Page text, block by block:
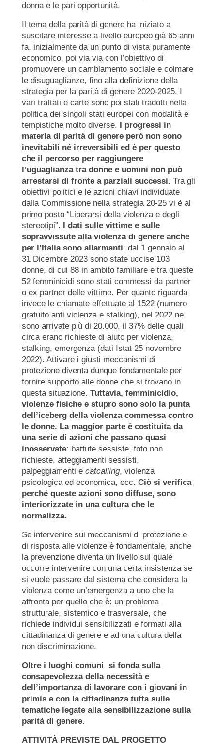
donna e le pari opportunità.
Il tema della parità di genere ha iniziato a
suscitare interesse a livello europeo già 65 anni
fa, inizialmente da un punto di vista puramente
economico, poi via via con l’obiettivo di
promuovere un cambiamento sociale e colmare
le disuguaglianze, fino alla definizione della
strategia per la parità di genere 2020-2025. I
vari trattati e carte sono poi stati tradotti nella
politica dei singoli stati europei con modalità e
tempistiche molto diverse.
I progressi in
materia di parità di genere però non sono
inevitabili né irreversibili ed è per questo
che il percorso per raggiungere
l’uguaglianza tra donne e uomini non può
arrestarsi di fronte a parziali successi. Tra gli
obiettivi politici e le azioni chiavi individuate
dalla Commissione nella strategia 20-25 vi è al
primo posto “Liberarsi della violenza e degli
stereotipi”.
I dati sulle vittime e sulle
sopravvissute alla violenza di genere anche
per l’Italia sono allarmanti: dal 1 gennaio al
31 Dicembre 2023 sono state uccise 103
donne, di cui 88 in ambito familiare e tra queste
52 femminicidi sono stati commessi da partner
o ex partner delle vittime. Per quanto riguarda
invece le chiamate effettuate al 1522 (numero
gratuito anti violenza e stalking), nel 2022 ne
sono arrivate più di 20.000, il 37% delle quali
circa erano richieste di aiuto per violenza,
stalking, emergenza (dati Istat 25 novembre
2022). Attivare i giusti meccanismi di
protezione diventa dunque fondamentale per
fornire supporto alle donne che si trovano in
questa situazione. Tuttavia, femminicidio,
violenze fisiche e stupro sono solo la punta
dell’iceberg della violenza commessa contro
le donne. La maggior parte è costituita da
una serie di azioni che passano quasi
inosservate: battute sessiste, foto non
richieste, atteggiamenti sessisti,
palpeggiamenti e catcalling, violenza
psicologica ed economica, ecc. Ciò si verifica
perché queste azioni sono diffuse, sono
interiorizzate in una cultura che le
normalizza.
Se intervenire sui meccanismi di protezione e
di risposta alle violenze è fondamentale, anche
la prevenzione diventa un livello sul quale
occorre intervenire con una certa insistenza se
si vuole passare dal sistema che considera la
violenza come un’emergenza a uno che la
affronta per quello che è: un problema
strutturale, sistemico e trasversale, che
richiede individui sensibilizzati e formati alla
cittadinanza di genere e ad una cultura della
non discriminazione.
Oltre i luoghi comuni si fonda sulla
consapevolezza della necessità e
dell’importanza di lavorare con i giovani in
primis e con la cittadinanza tutta sulle
tematiche legate alla sensibilizzazione sulla
parità di genere.
ATTIVITÀ PREVISTE DAL PROGETTO